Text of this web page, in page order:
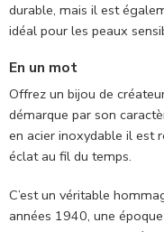
durable, mais il est
idéal pour les peaux
En un mot
Offrez un bijou de
démarque par son
en acier inoxydable il est
éclat au fil du temps.
C’est un véritable
années 1940, une